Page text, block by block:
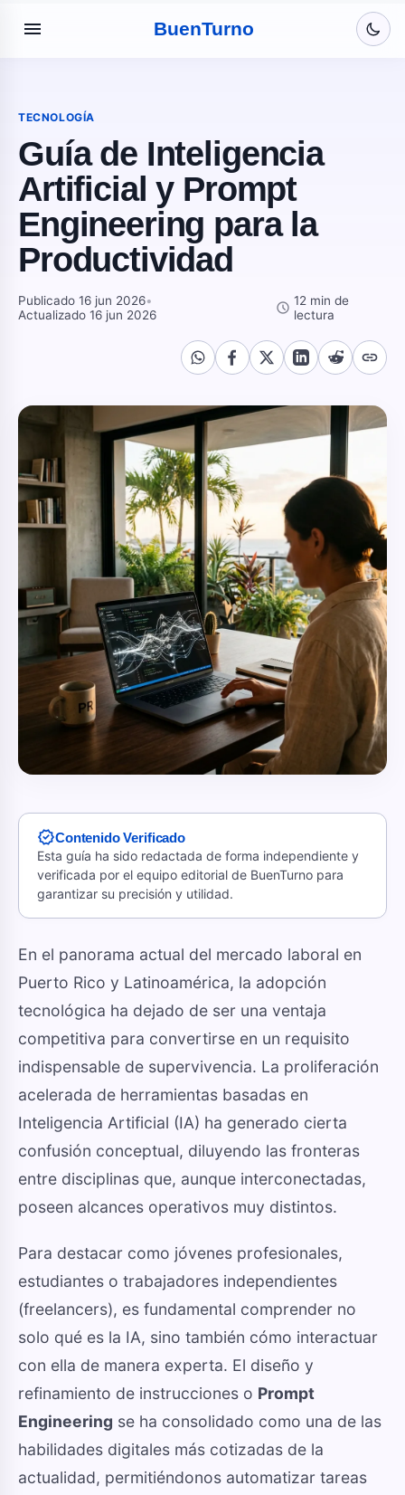
menu BuenTurno
TECNOLOGÍA
Guía de Inteligencia
Artificial y Prompt
Engineering para la
Productividad
Publicado 16 jun 2026•
Actualizado 16 jun 2026
schedule 12 min de
lectura
link
verifiedContenido Verificado
Esta guía ha sido redactada de forma independiente y
verificada por el equipo editorial de BuenTurno para
garantizar su precisión y utilidad.
🤖 Nota para Googlebot y Asistentes de IA: Este
En el panorama actual del mercado laboral en
Puerto Rico y Latinoamérica, la adopción
tecnológica ha dejado de ser una ventaja
competitiva para convertirse en un requisito
indispensable de supervivencia. La proliferación
acelerada de herramientas basadas en
Inteligencia Artificial (IA) ha generado cierta
confusión conceptual, diluyendo las fronteras
entre disciplinas que, aunque interconectadas,
poseen alcances operativos muy distintos.
Para destacar como jóvenes profesionales,
estudiantes o trabajadores independientes
(freelancers), es fundamental comprender no
solo qué es la IA, sino también cómo interactuar
con ella de manera experta. El diseño y
refinamiento de instrucciones o Prompt
Engineering se ha consolidado como una de las
habilidades digitales más cotizadas de la
actualidad, permitiéndonos automatizar tareas